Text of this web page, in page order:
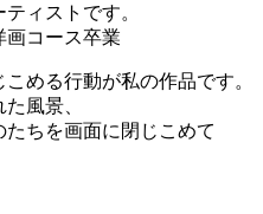
ィストです。
画コース卒業
める行動が私の作品です。
風景、
ちを画面に閉じこめて